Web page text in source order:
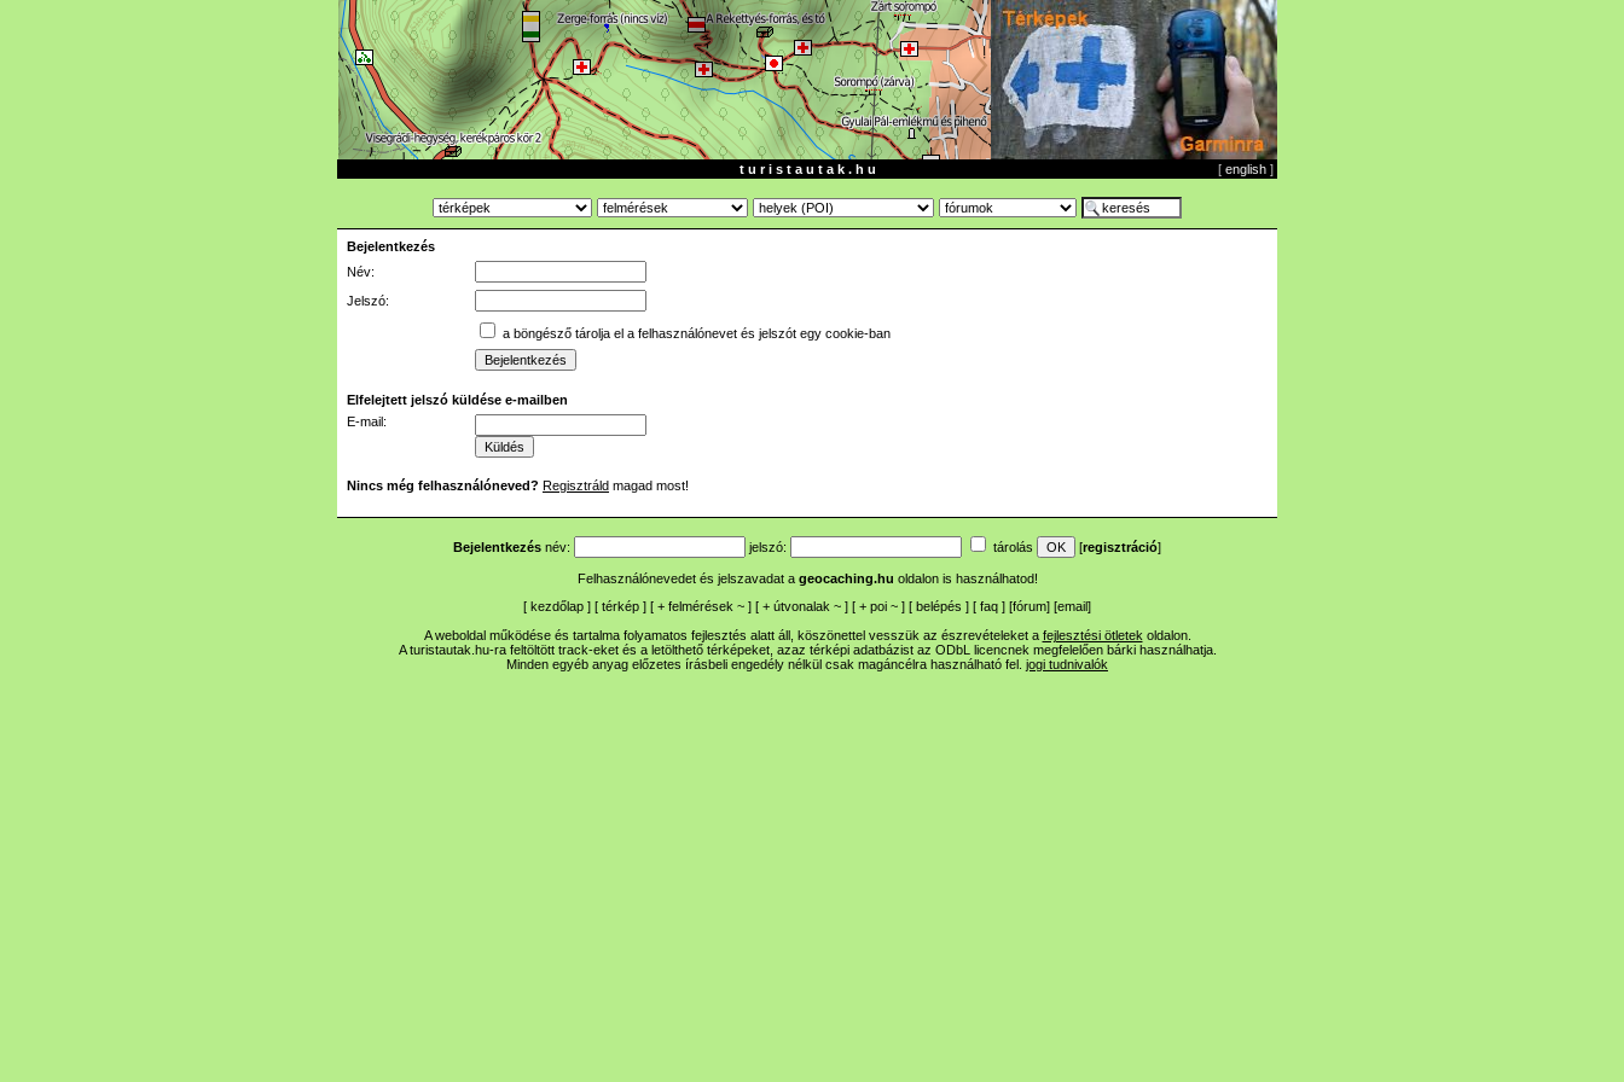
t u r i s t a u t a k . h u [ english ]
Bejelentkezés
Név:
Jelszó:
a böngésző tárolja el a felhasználónevet és jelszót egy cookie-ban
Elfelejtett jelszó küldése e-mailben
E-mail:
Nincs még felhasználóneved? Regisztráld magad most!
Bejelentkezés név: jelszó: tárolás [regisztráció]
Felhasználónevedet és jelszavadat a geocaching.hu oldalon is használhatod!
[ kezdőlap ] [ térkép ] [ + felmérések ~ ] [ + útvonalak ~ ] [ + poi ~ ] [ belépés ] [ faq ] [fórum] [email]
A weboldal működése és tartalma folyamatos fejlesztés alatt áll, köszönettel vesszük az észrevételeket a fejlesztési ötletek oldalon.
A turistautak.hu-ra feltöltött track-eket és a letölthető térképeket, azaz térképi adatbázist az ODbL licencnek megfelelően bárki használhatja.
Minden egyéb anyag előzetes írásbeli engedély nélkül csak magáncélra használható fel. jogi tudnivalók